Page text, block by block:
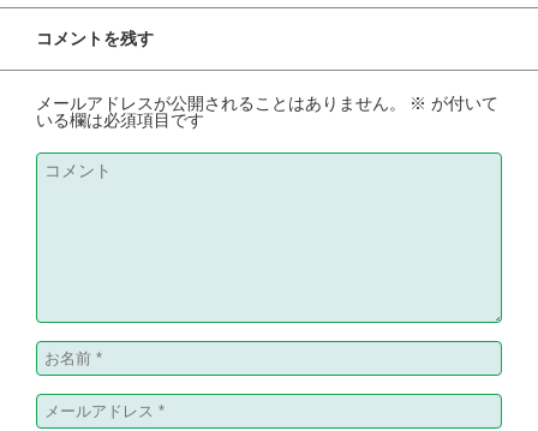
コメントを残す
メールアドレスが公開されることはありません。 ※ が付いて
いる欄は必須項目です